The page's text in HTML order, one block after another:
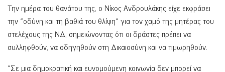
Την ημέρα του θανάτου της, ο Νίκος Ανδρουλάκης είχε εκφράσει
την «οδύνη και τη βαθιά του θλίψη» για τον χαμό της μητέρας του
στελέχους της ΝΔ, σημειώνοντας ότι οι δράστες πρέπει να
συλληφθούν, να οδηγηθούν στη Δικαιοσύνη και να τιμωρηθούν.
«Σε μια δημοκρατική και ευνομούμενη κοινωνία δεν μπορεί να